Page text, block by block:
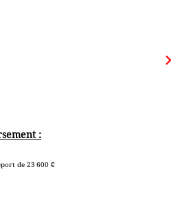
AGENCE
:
de 23 600 €